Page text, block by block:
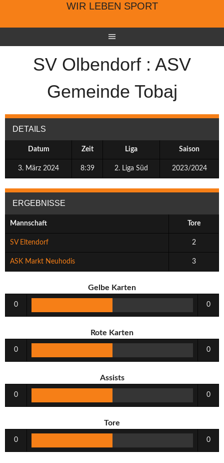
WIR LEBEN SPORT
SV Olbendorf : ASV
Gemeinde Tobaj
DETAILS
Datum Zeit Liga Saison
3. März 2024 8:39 2. Liga Süd 2023/2024
ERGEBNISSE
Mannschaft Tore
SV Eltendorf 2
ASK Markt Neuhodis 3
Gelbe Karten
0 0
Rote Karten
0 0
Assists
0 0
Tore
0 0